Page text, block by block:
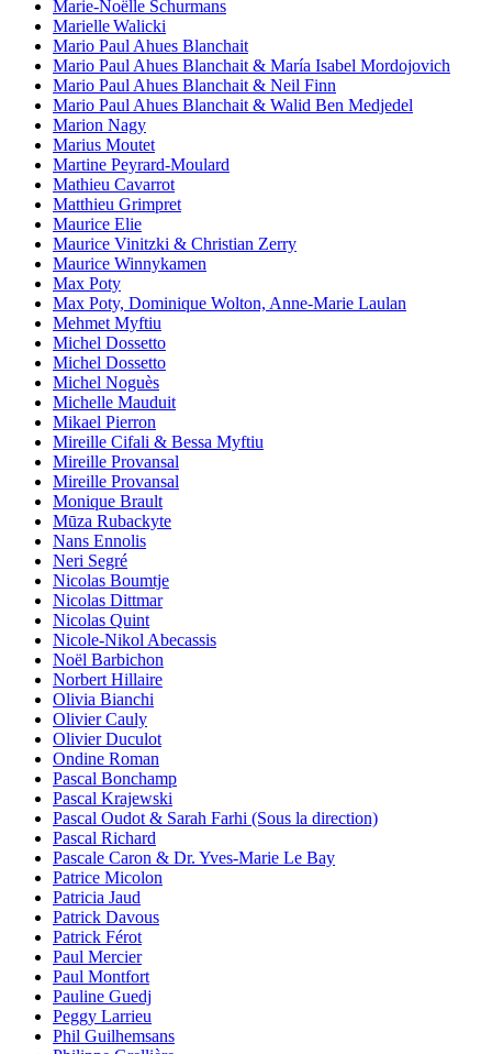
Marie-Noëlle Schurmans
Marielle Walicki
Mario Paul Ahues Blanchait
Mario Paul Ahues Blanchait & María Isabel Mordojovich
Mario Paul Ahues Blanchait & Neil Finn
Mario Paul Ahues Blanchait & Walid Ben Medjedel
Marion Nagy
Marius Moutet
Martine Peyrard-Moulard
Mathieu Cavarrot
Matthieu Grimpret
Maurice Elie
Maurice Vinitzki & Christian Zerry
Maurice Winnykamen
Max Poty
Max Poty, Dominique Wolton, Anne-Marie Laulan
Mehmet Myftiu
Michel Dossetto
Michel Dossetto
Michel Noguès
Michelle Mauduit
Mikael Pierron
Mireille Cifali & Bessa Myftiu
Mireille Provansal
Mireille Provansal
Monique Brault
Mūza Rubackyte
Nans Ennolis
Neri Segré
Nicolas Boumtje
Nicolas Dittmar
Nicolas Quint
Nicole-Nikol Abecassis
Noël Barbichon
Norbert Hillaire
Olivia Bianchi
Olivier Cauly
Olivier Duculot
Ondine Roman
Pascal Bonchamp
Pascal Krajewski
Pascal Oudot & Sarah Farhi (Sous la direction)
Pascal Richard
Pascale Caron & Dr. Yves-Marie Le Bay
Patrice Micolon
Patricia Jaud
Patrick Davous
Patrick Férot
Paul Mercier
Paul Montfort
Pauline Guedj
Peggy Larrieu
Phil Guilhemsans